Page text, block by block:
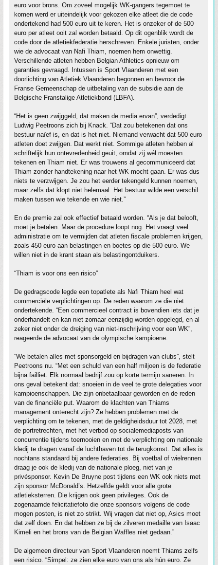
euro voor brons. Om zoveel mogelijk WK-gangers tegemoet te
komen werd er uiteindelijk voor gekozen elke atleet die de code
ondertekend had 500 euro uit te keren. Het is onzeker of de 500
euro per atleet ooit zal worden betaald. Op dit ogenblik wordt de
code door de atletiekfederatie herschreven. Enkele juristen, onder
wie de advocaat van Nafi Thiam, noemen hem onwettig.
Verschillende atleten hebben Belgian Athletics opnieuw om
garanties gevraagd. Intussen is Sport Vlaanderen met een
doorlichting van Atletiek Vlaanderen begonnen en bevroor de
Franse Gemeenschap de uitbetaling van de subsidie aan de
Belgische Franstalige Atletiekbond (LBFA).
“Het is geen zwijggeld, dat maken de media ervan”, verdedigt
Ludwig Peetroons zich bij Knack. “Dat zou betekenen dat ons
bestuur naïef is, en dat is het niet. Niemand verwacht dat 500 euro
atleten doet zwijgen. Dat werkt niet. Sommige atleten hebben al
schriftelijk hun ontevredenheid geuit, omdat zij wél moesten
tekenen en Thiam niet. Er was trouwens al gecommuniceerd dat
Thiam zonder handtekening naar het WK mocht gaan. Er was dus
niets te verzwijgen. Je zou het eerder tekengeld kunnen noemen,
maar zelfs dat klopt niet helemaal. Het bestuur wilde een verschil
maken tussen wie tekende en wie niet.”
En de premie zal ook effectief betaald worden. “Als je dat belooft,
moet je betalen. Maar de procedure loopt nog. Het vraagt veel
administratie om te vermijden dat atleten fiscale problemen krijgen,
zoals 450 euro aan belastingen en boetes op die 500 euro. We
willen niet in de krant staan als belastingontduikers.
“Thiam is voor ons een risico”
De gedragscode legde een topatlete als Nafi Thiam heel wat
commerciële verplichtingen op. De reden waarom ze die niet
ondertekende. “Een commercieel contract is bovendien iets dat je
onderhandelt en kan niet zomaar eenzijdig worden opgelegd, en al
zeker niet onder de dreiging van niet-inschrijving voor een WK”,
reageerde de advocaat van de olympische kampioene.
“We betalen alles met sponsorgeld en bijdragen van clubs”, stelt
Peetroons nu. “Met een schuld van een half miljoen is de federatie
bijna failliet. Elk normaal bedrijf zou op korte termijn saneren. In
ons geval betekent dat: snoeien in de veel te grote delegaties voor
kampioenschappen. Die zijn onbetaalbaar geworden en de reden
van de financiële put. Waarom de klachten van Thiams
management onterecht zijn? Ze hebben problemen met de
verplichting om te tekenen, met de geldigheidsduur tot 2028, met
de portretrechten, met het verbod op socialemediaposts van
concurrentie tijdens toernooien en met de verplichting om nationale
kledij te dragen vanaf de luchthaven tot de terugkomst. Dat alles is
nochtans standaard bij andere federaties. Bij voetbal of wielrennen
draag je ook de kledij van de nationale ploeg, niet van je
privésponsor. Kevin De Bruyne post tijdens een WK ook niets met
zijn sponsor McDonald’s. Hetzelfde geldt voor alle grote
atletieksterren. Die krijgen ook geen privileges. Ook de
zogenaamde felicitatiefoto die onze sponsors volgens de code
mogen posten, is niet zo strikt. Wij vragen dat niet op, Asics moet
dat zelf doen. En dat hebben ze bij de zilveren medaille van Isaac
Kimeli en het brons van de Belgian Waffles niet gedaan.”
De algemeen directeur van Sport Vlaanderen noemt Thiams zelfs
een risico. “Simpel: ze zien elke euro van ons als hún euro. Ze